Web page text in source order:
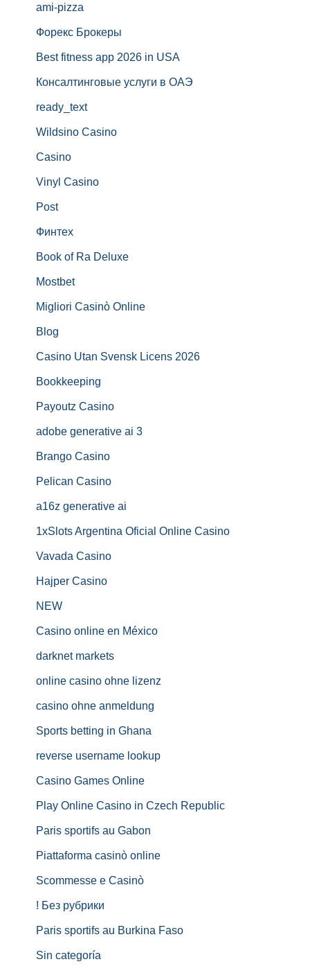
ami-pizza
Форекс Брокеры
Best fitness app 2026 in USA
Консалтинговые услуги в ОАЭ
ready_text
Wildsino Casino
Casino
Vinyl Casino
Post
Финтех
Book of Ra Deluxe
Mostbet
Migliori Casinò Online
Blog
Casino Utan Svensk Licens 2026
Bookkeeping
Payoutz Casino
adobe generative ai 3
Brango Casino
Pelican Casino
a16z generative ai
1xSlots Argentina Oficial Online Casino
Vavada Casino
Hajper Casino
NEW
Casino online en México
darknet markets
online casino ohne lizenz
casino ohne anmeldung
Sports betting in Ghana
reverse username lookup
Casino Games Online
Play Online Casino in Czech Republic
Paris sportifs au Gabon
Piattaforma casinò online
Scommesse e Casinò
! Без рубрики
Paris sportifs au Burkina Faso
Sin categoría